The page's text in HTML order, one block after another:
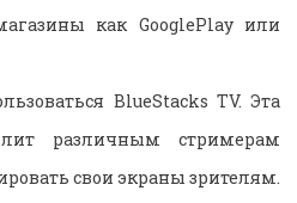
как GooglePlay или
BlueStacks TV. Эта
различным стримерам
свои экраны зрителям.